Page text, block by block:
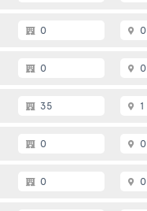
0 0
0 0
35 1
0 0
0 0